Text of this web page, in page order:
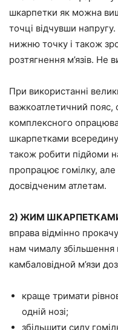
шкарпетки як можна
точці відчувши
нижню точку і також
розтягнення м’язів. Не
При використанні
важкоатлетичний
комплексного
шкарпетками
також робити підйоми
пропрацює гомілку,
досвідченим атлетам.
2) ЖИМ
вправа відмінно
нам чималу збільшення
камбаловідной м’язи
краще тримати
одній нозі;
збільшити силу